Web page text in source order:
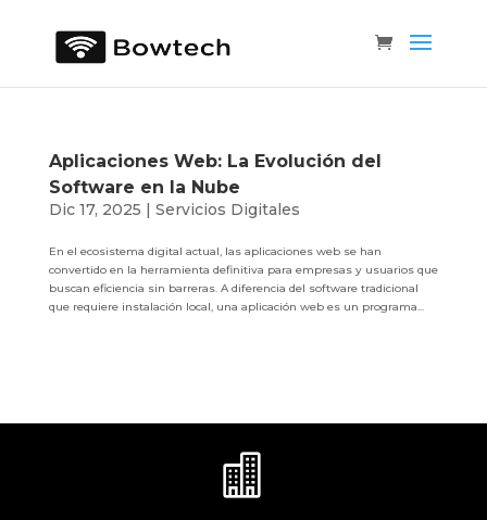
Aplicaciones Web: La Evolución del
Software en la Nube
Dic 17, 2025 | Servicios Digitales
En el ecosistema digital actual, las aplicaciones web se han
convertido en la herramienta definitiva para empresas y usuarios que
buscan eficiencia sin barreras. A diferencia del software tradicional
que requiere instalación local, una aplicación web es un programa...
